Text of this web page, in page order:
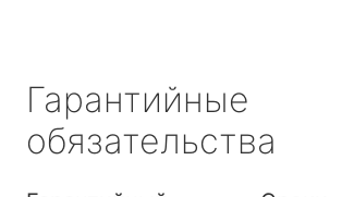
Гарантийные
обязательства